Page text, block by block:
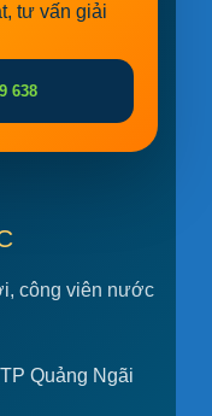
tư vấn giải
638
công viên nước
Quảng Ngãi